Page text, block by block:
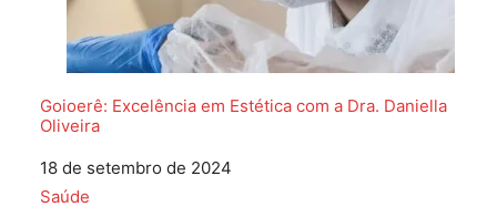
Goioerê: Excelência em Estética com a Dra. Daniella
Oliveira
Data
18 de setembro de 2024
Em relação a
Saúde